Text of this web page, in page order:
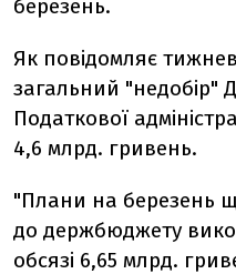
березень.
Як повідомляє
загальний "недобір"
Податкової
4,6 млрд. гривень.
"Плани на березень
до держбюджету
обсязі 6,65 млрд.